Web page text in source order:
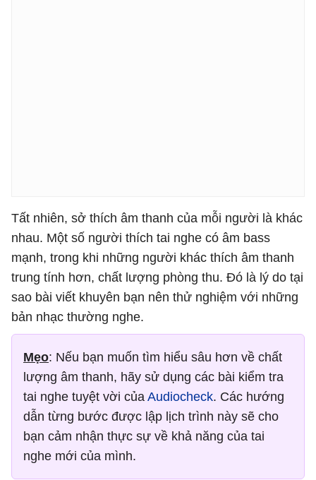
Tất nhiên, sở thích âm thanh của mỗi người là khác
nhau. Một số người thích tai nghe có âm bass
mạnh, trong khi những người khác thích âm thanh
trung tính hơn, chất lượng phòng thu. Đó là lý do tại
sao bài viết khuyên bạn nên thử nghiệm với những
bản nhạc thường nghe.
Mẹo: Nếu bạn muốn tìm hiểu sâu hơn về chất
lượng âm thanh, hãy sử dụng các bài kiểm tra
tai nghe tuyệt vời của Audiocheck. Các hướng
dẫn từng bước được lập lịch trình này sẽ cho
bạn cảm nhận thực sự về khả năng của tai
nghe mới của mình.